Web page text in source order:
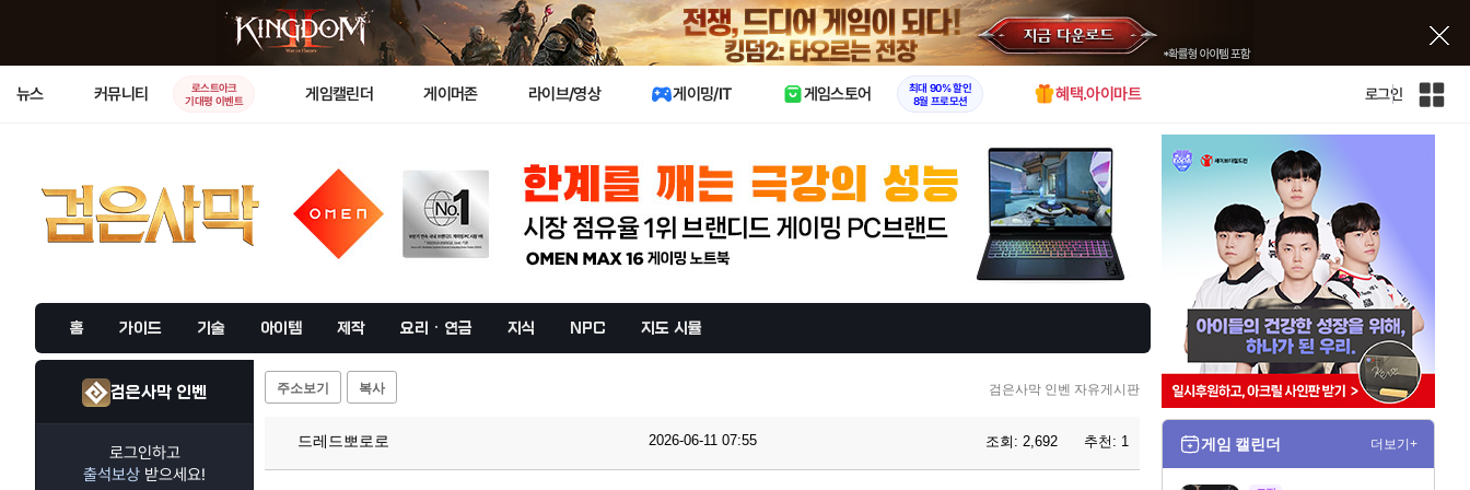
X
뉴스 커뮤니티
로스트아크
기대평 이벤트
게임캘린더 게이머존 라이브/영상 게이밍/IT 게임스토어
최대 90% 할인
8월 프로모션
혜택.아이마트 로그인
인
홈 가이드 기술 아이템 제작 요리 · 연금 지식 NPC 지도 시뮬
검은사막 인벤
로그인하고
출석보상 받으세요!
주소보기 복사 검은사막 인벤 자유게시판
드레드뽀로로 2026-06-11 07:55 조회: 2,692 추천: 1 게임 캘린더 더보기+